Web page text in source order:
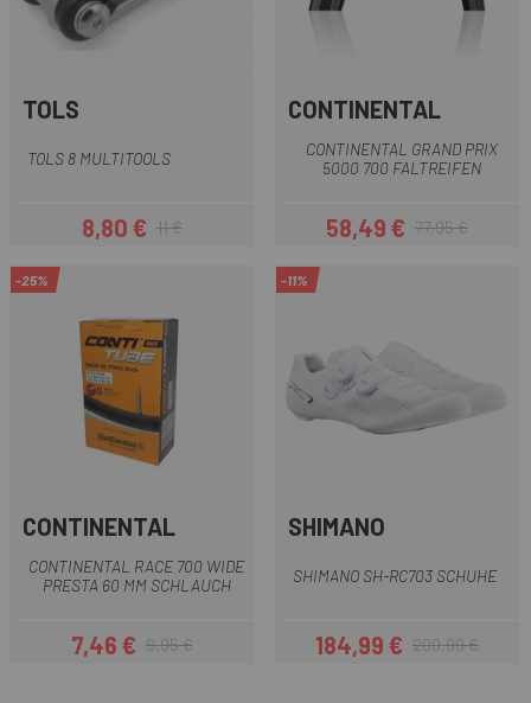
TOLS
TOLS 8 MULTITOOLS
Preis
8,80 €Regulärer Preis
11 €
CONTINENTAL
CONTINENTAL GRAND PRIX
5000 700 FALTREIFEN
Preis
58,49 €Regulärer Preis
77,95 €
-25%
CONTINENTAL
CONTINENTAL RACE 700 WIDE
PRESTA 60 MM SCHLAUCH
Preis
7,46 €Regulärer Preis
9,95 €
-11%
SHIMANO
SHIMANO SH-RC703 SCHUHE
Preis
184,99 €Regulärer Preis
209,99 €